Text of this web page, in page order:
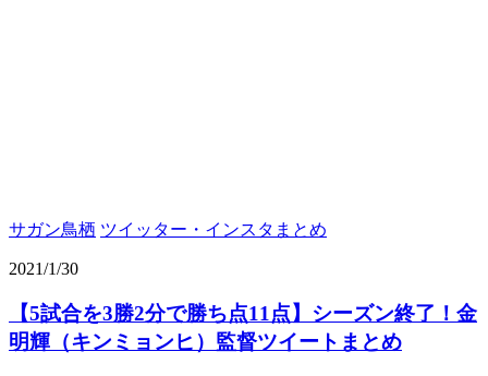
サガン鳥栖 ツイッター・インスタまとめ
2021/1/30
【5試合を3勝2分で勝ち点11点】シーズン終了！金
明輝（キンミョンヒ）監督ツイートまとめ